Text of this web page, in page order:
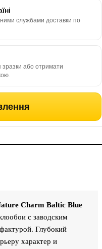
службами доставки по
або отримати
Charm Baltic Blue
с заводским
Глубокий
характер и